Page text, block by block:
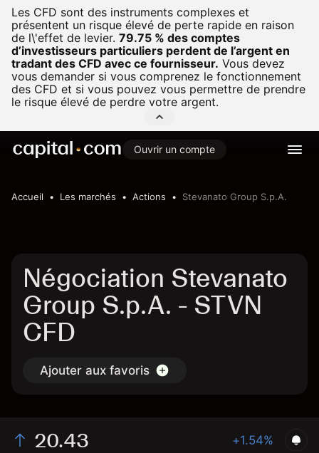
Les CFD sont des instruments complexes et
présentent un risque élevé de perte rapide en raison
de l\'effet de levier. 79.75 % des comptes
d’investisseurs particuliers perdent de l’argent en
tradant des CFD avec ce fournisseur. Vous devez
vous demander si vous comprenez le fonctionnement
des CFD et si vous pouvez vous permettre de prendre
le risque élevé de perdre votre argent.
Ouvrir un compte
Accueil Les marchés Actions Stevanato Group S.p.A.
Négociation Stevanato
Group S.p.A. - STVN
CFD
Ajouter aux favoris
20.43 +1.54%